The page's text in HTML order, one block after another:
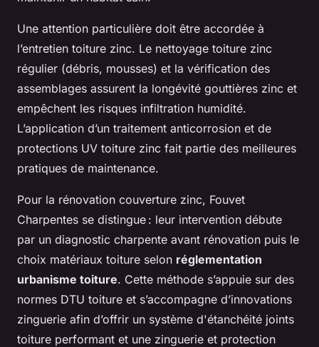
Une attention particulière doit être accordée à
l’entretien toiture zinc. Le nettoyage toiture zinc
régulier (débris, mousses) et la vérification des
assemblages assurent la longévité gouttières zinc et
empêchent les risques infiltration humidité.
L’application d’un traitement anticorrosion et de
protections UV toiture zinc fait partie des meilleures
pratiques de maintenance.
Pour la rénovation couverture zinc, Fouvet
Charpentes se distingue : leur intervention débute
par un diagnostic charpente avant rénovation puis le
choix matériaux toiture selon réglementation
urbanisme toiture. Cette méthode s’appuie sur des
normes DTU toiture et s’accompagne d’innovations
zinguerie afin d’offrir un système d'étanchéité joints
toiture performant et une zinguerie et protection